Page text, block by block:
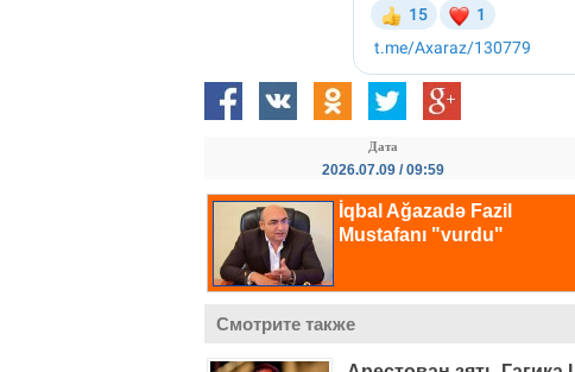
Дата
2026.07.09 / 09:59
Смотрите также